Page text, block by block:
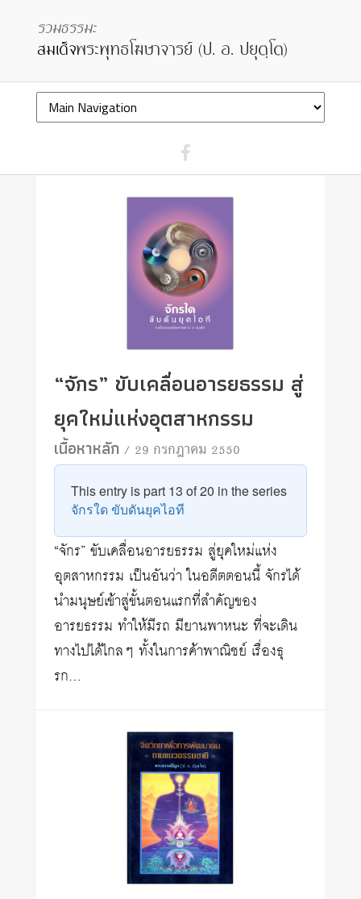
“จักร” ขับเคลื่อนอารยธรรม สู่
ยุคใหม่แห่งอุตสาหกรรม
เนื้อหาหลัก/ 29 กรกฎาคม 2550
This entry is part 13 of 20 in the series
จักรใด ขับดันยุคไอที
“จักร” ขับเคลื่อนอารยธรรม สู่ยุคใหม่แห่ง
อุตสาหกรรม เป็นอันว่า ในอดีตตอนนี้ จักรได้
นำมนุษย์เข้าสู่ขั้นตอนแรกที่สำคัญของ
อารยธรรม ทำให้มีรถ มียานพาหนะ ที่จะเดิน
ทางไปได้ไกลๆ ทั้งในการค้าพาณิชย์ เรื่องธุ
รก…